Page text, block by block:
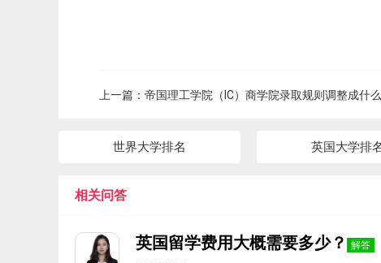
上一篇： 帝国理工学院（IC）商学院录取规则调整成什
世界大学排名 英国大学排
相关问答
英国留学费用大概需要多少？ 解答